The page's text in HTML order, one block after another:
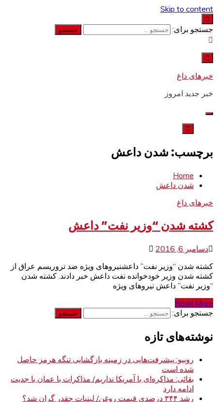
Skip to content
جستجو برای:
خبرهای داغ
خبر جدید امروز
برچسب: شدن داعش
Home
شدن داعش
خبرهای داغ
کشته شدن “وزیر نفت” داعش
دسامبر 6, 2016
کشته شدن “وزیر نفت” داعشنیرو‌های ویژه ضد تروریسم عراق از
کشته شدن وزیر خود‌خوانده نفت داعش خبر دادند. کشته شدن
“وزیر نفت” داعش نیرو‌های ویژه
Read More
جستجو برای:
نوشته‌های تازه
روبیو: پیشرفت‌هایی در زمینه بازگشایی تنگه هرمز حاصل
شده است
بقائی: مذاکره‌ای با آمریکا نداریم/ مذاکرات با عمان با جدیت
ادامه دارد
رشد ۳۴۴ درصدی قیمت روغن/ لبنیات چقدر گران شد؟